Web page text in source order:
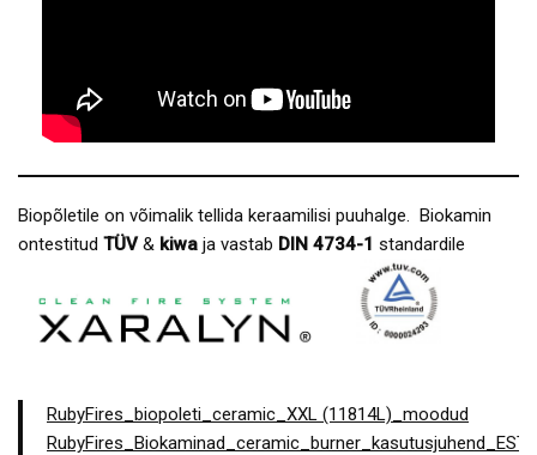
Biopõletile on võimalik tellida keraamilisi puuhalge. Biokamin
ontestitud TÜV& kiwa ja vastab DIN 4734-1 standardile
RubyFires_biopoleti_ceramic_XXL (11814L)_moodud
RubyFires_Biokaminad_ceramic_burner_kasutusjuhend_EST